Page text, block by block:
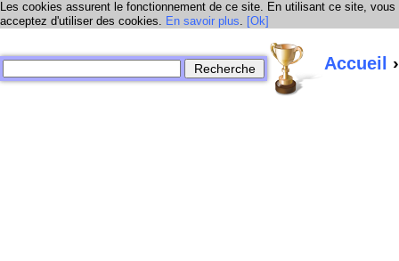
Les cookies assurent le fonctionnement de ce site. En utilisant ce site, vous
acceptez d'utiliser des cookies. En savoir plus. [Ok]
Accueil